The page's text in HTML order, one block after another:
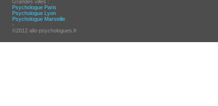
Grandes villes :
Psychologue Paris
Psychologue Lyon
Psychologue Marseille
-
©2012 allo-psychologues.fr